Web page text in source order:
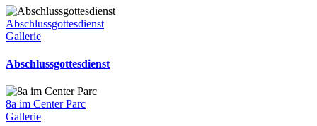
Abschlussgottesdienst
Gallerie
Abschlussgottesdienst
8a im Center Parc
Gallerie